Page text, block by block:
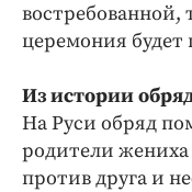
востребованной,
церемония будет
Из истории
На Руси обряд
родители жениха
против друга и